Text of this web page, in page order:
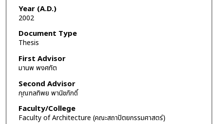
Year (A.D.)
2002
Document Type
Thesis
First Advisor
มานพ พงศทัต
Second Advisor
กุณฑลทิพย พานิชภักดิ์
Faculty/College
Faculty of Architecture (คณะสถาปัตยกรรมศาสตร์)